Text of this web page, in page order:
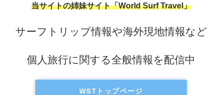
当サイトの姉妹サイト「World Surf Travel」
サーフトリップ情報や海外現地情報など
個人旅行に関する全般情報を配信中
WSTトップページ